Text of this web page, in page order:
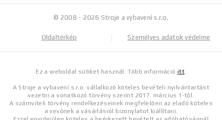
© 2008 - 2026 Stroje a vybavení s.r.o.
Oldaltérkép Személyes adatok védelme
Ez a weboldal sütiket használ. Több információitt.
A Stroje a vybavení s.r.o. vállalkozó köteles bevételi nyilvántartást
vezetni a vonatkozó törvény szerint 2017. március 1-től.
A számviteli törvény rendelkezéseinek megfelelően az eladó köteles
a vevőnek a vásárlásról bizonylatot kiállítani.